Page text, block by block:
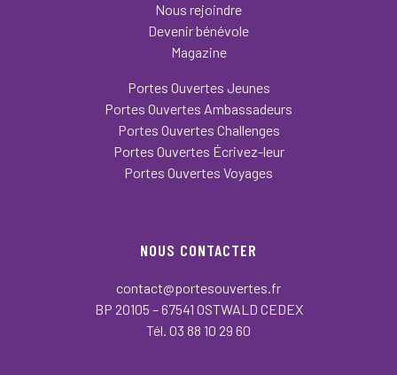
Nous rejoindre
Devenir bénévole
Magazine
Portes Ouvertes Jeunes
Portes Ouvertes Ambassadeurs
Portes Ouvertes Challenges
Portes Ouvertes Écrivez-leur
Portes Ouvertes Voyages
NOUS CONTACTER
contact@portesouvertes.fr
BP 20105 – 67541 OSTWALD CEDEX
Tél. 03 88 10 29 60